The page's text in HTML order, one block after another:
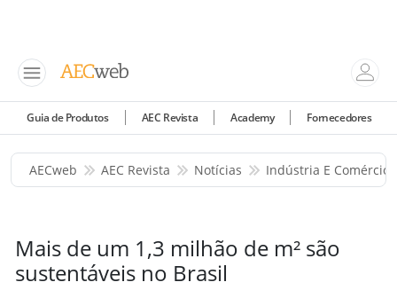
Guia de Produtos AEC Revista Academy Fornecedores
AECweb AEC Revista Notícias Indústria E Comércio
Mais de um 1,3 milhão de m² são
sustentáveis no Brasil